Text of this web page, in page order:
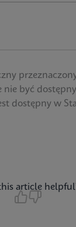
być
dostępny w
article